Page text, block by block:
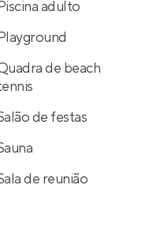
adulto
de beach
de festas
de reunião